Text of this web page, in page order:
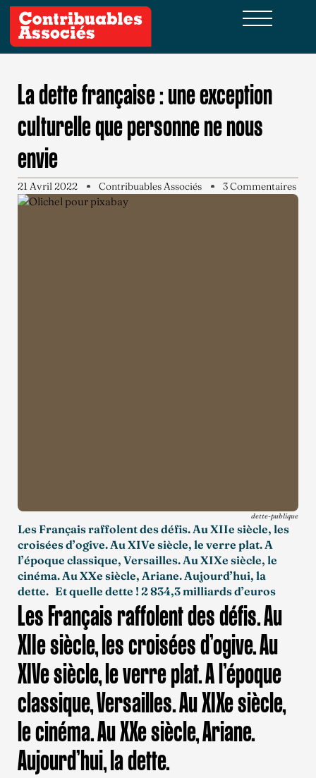
La dette française : une exception
culturelle que personne ne nous
envie
21 Avril 2022 Contribuables Associés 3 Commentaires
dette-publique
Les Français raffolent des défis. Au XIIe siècle, les
croisées d’ogive. Au XIVe siècle, le verre plat. A
l’époque classique, Versailles. Au XIXe siècle, le
cinéma. Au XXe siècle, Ariane. Aujourd’hui, la
dette. Et quelle dette ! 2 834,3 milliards d’euros
Les Français raffolent des défis. Au
XIIe siècle, les croisées d’ogive. Au
XIVe siècle, le verre plat. A l’époque
classique, Versailles. Au XIXe siècle,
le cinéma. Au XXe siècle, Ariane.
Aujourd’hui, la dette.